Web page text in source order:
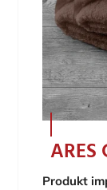
ARES
Produkt